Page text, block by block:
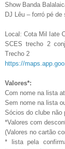
Show Banda
DJ Lêu – forró pé de
Local: Cota Mil Iate
SCES trecho 2
Trecho 2
https://
Valores*:
Com nome na lista
Sem nome na lista
Sócios do clube não
*Valores com
(Valores no cartão
* lista pela